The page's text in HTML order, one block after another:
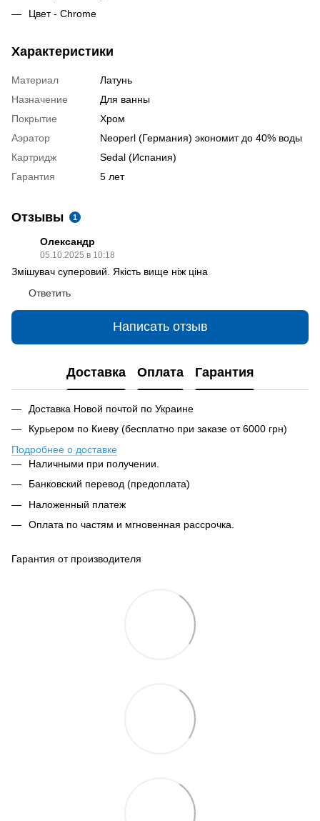
Цвет - Chrome
Характеристики
Материал
Латунь
Назначение
Для ванны
Покрытие
Хром
Аэратор
Neoperl (Германия) экономит до 40% воды
Картридж
Sedal (Испания)
Гарантия
5 лет
Отзывы 1
Олександр
05.10.2025 в 10:18
Змішувач суперовий. Якість вище ніж ціна
Ответить
Написать отзыв
Доставка Оплата Гарантия
Доставка Новой почтой по Украине
Курьером по Киеву (бесплатно при заказе от 6000 грн)
Подробнее о доставке
Наличными при получении.
Банковский перевод (предоплата)
Наложенный платеж
Оплата по частям и мгновенная рассрочка.
Гарантия от производителя